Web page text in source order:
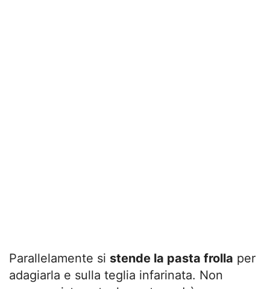
Parallelamente si stende la pasta frolla per
adagiarla e sulla teglia infarinata. Non